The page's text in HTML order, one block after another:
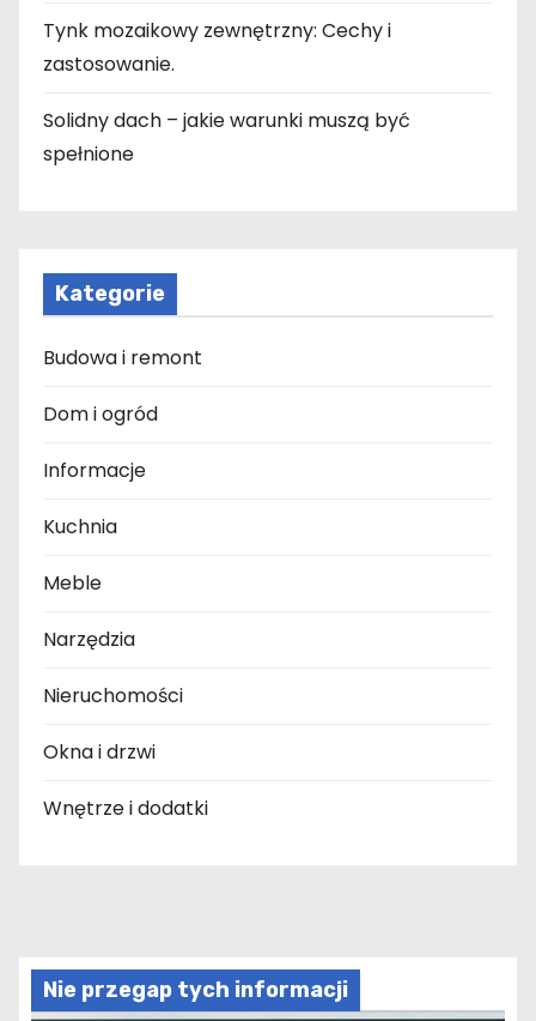
Tynk mozaikowy zewnętrzny: Cechy i
zastosowanie.
Solidny dach – jakie warunki muszą być
spełnione
Kategorie
Budowa i remont
Dom i ogród
Informacje
Kuchnia
Meble
Narzędzia
Nieruchomości
Okna i drzwi
Wnętrze i dodatki
Nie przegap tych informacji